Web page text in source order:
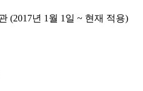
(2017년 1월 1일 ~ 현재 적용)